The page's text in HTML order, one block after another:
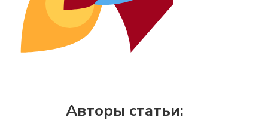
Авторы статьи: